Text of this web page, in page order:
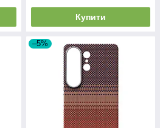
Купити
–5%